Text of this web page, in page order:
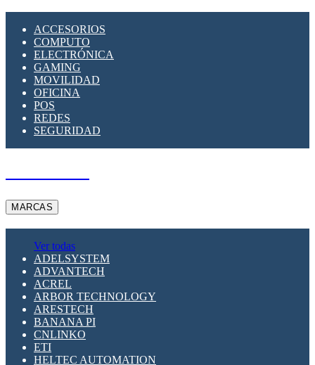
SUPRESOR DE TRANSIENTES SPDS PARA
APLICACIONES FOTOVOLTAICAS
ACCESORIOS
COMPUTO
ELECTRÓNICA
GAMING
MOVILIDAD
OFICINA
POS
REDES
SEGURIDAD
MARCAS
Ver todas
ADELSYSTEM
ADVANTECH
ACREL
ARBOR TECHNOLOGY
ARESTECH
BANANA PI
CNLINKO
ETI
HELTEC AUTOMATION